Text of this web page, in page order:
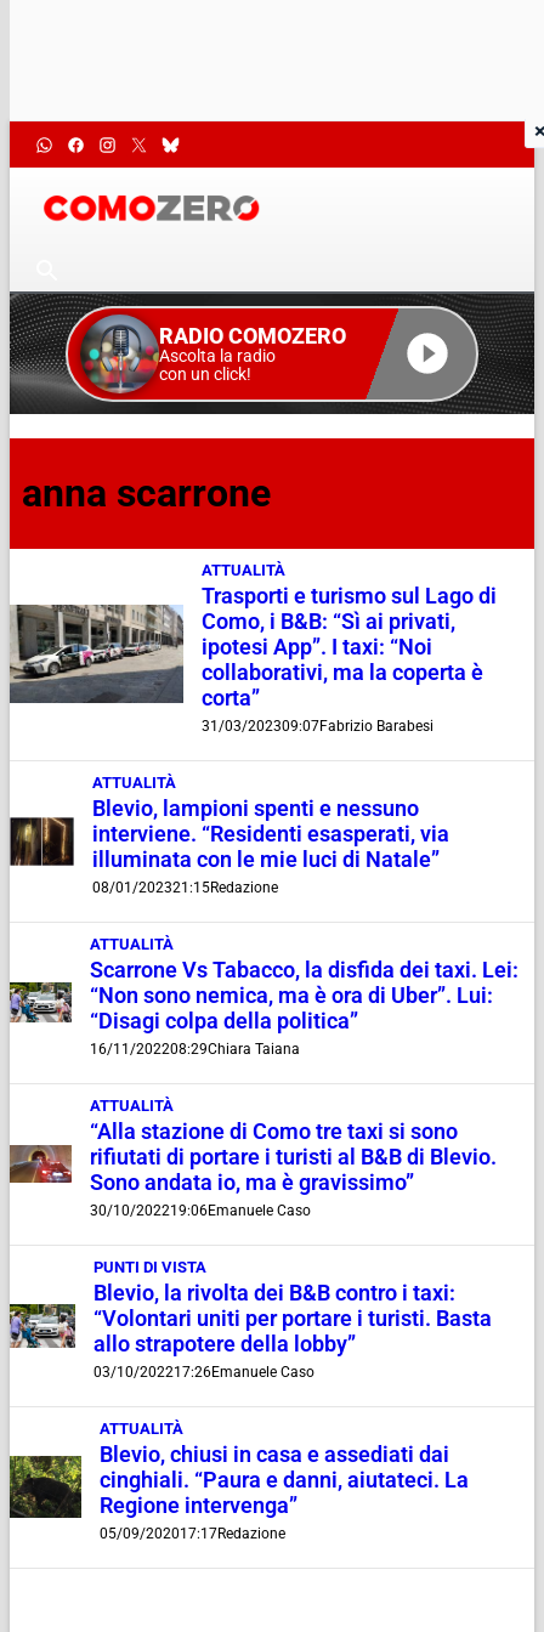
RADIO COMOZERO
Ascolta la radio
con un click!
anna scarrone
ATTUALITÀ
Trasporti e turismo sul Lago di
Como, i B&B: “Sì ai privati,
ipotesi App”. I taxi: “Noi
collaborativi, ma la coperta è
corta”
31/03/202309:07Fabrizio Barabesi
ATTUALITÀ
Blevio, lampioni spenti e nessuno
interviene. “Residenti esasperati, via
illuminata con le mie luci di Natale”
08/01/202321:15Redazione
ATTUALITÀ
Scarrone Vs Tabacco, la disfida dei taxi. Lei:
“Non sono nemica, ma è ora di Uber”. Lui:
“Disagi colpa della politica”
16/11/202208:29Chiara Taiana
ATTUALITÀ
“Alla stazione di Como tre taxi si sono
rifiutati di portare i turisti al B&B di Blevio.
Sono andata io, ma è gravissimo”
30/10/202219:06Emanuele Caso
PUNTI DI VISTA
Blevio, la rivolta dei B&B contro i taxi:
“Volontari uniti per portare i turisti. Basta
allo strapotere della lobby”
03/10/202217:26Emanuele Caso
ATTUALITÀ
Blevio, chiusi in casa e assediati dai
cinghiali. “Paura e danni, aiutateci. La
Regione intervenga”
05/09/202017:17Redazione